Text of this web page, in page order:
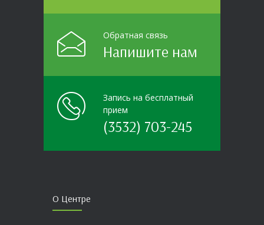
Обратная связь
Напишите нам
Запись на бесплатный
прием
(3532) 703-245
О Центре